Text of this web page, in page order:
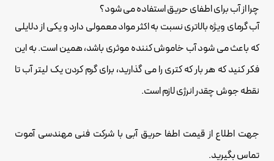
چرا از آب برای اطفای حریق استفاده می شود؟
آب گرمای ویژه بالاتری نسبت به اکثر مواد معمولی دارد و یکی از دلایلی
که باعث می شود آب خاموش کننده موثری باشد، همین است. به این
فکر کنید که هر بار که کتری را می گذارید، برای گرم کردن یک لیتر آب تا
نقطه جوش چقدر انرژی لازم است.
جهت اطلاع از قیمت اطفا حریق آبی با شرکت فنی مهندسی آموت
تماس بگیرید.